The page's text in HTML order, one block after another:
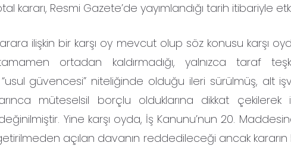
kararı, Resmi Gazete’de yayımlandığı tarih itibariyle
ilişkin bir karşı oy mevcut olup söz konusu karşı
ortadan kaldırmadığı, yalnızca taraf
güvencesi” niteliğinde olduğu ileri sürülmüş, alt
müteselsil borçlu olduklarına dikkat
Yine karşı oyda, İş Kanunu’nun 20.
açılan davanın reddedileceği ancak kararın